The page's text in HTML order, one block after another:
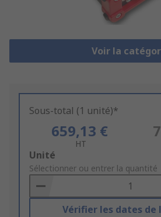
Voir la
Sous-total (1 unité)*
659,13 €
HT
Add
to
Basket
Unité
Sélectionner ou entrer la quantité
Vérifier les dates de